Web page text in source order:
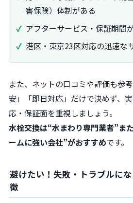
害保険）体制がある
アフターサービス・保証期間
港区・東京23区対応の迅速な
また、ネットの口コミや評価も参
安」「即日対応」だけで決めず、
応・保証面を重視しましょう。
水栓交換は“水まわり専門業者”ま
ームに強い会社”がおすすめです。
避けたい！失敗・トラブルに
徴